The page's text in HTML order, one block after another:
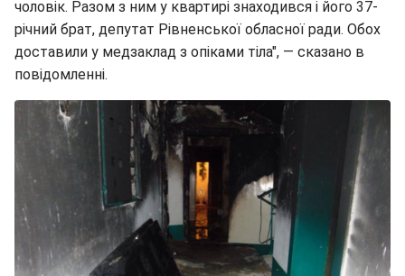
чоловік. Разом з ним у квартирі знаходився і його 37-
річний брат, депутат Рівненської обласної ради. Обох
доставили у медзаклад з опіками тіла", — сказано в
повідомленні.